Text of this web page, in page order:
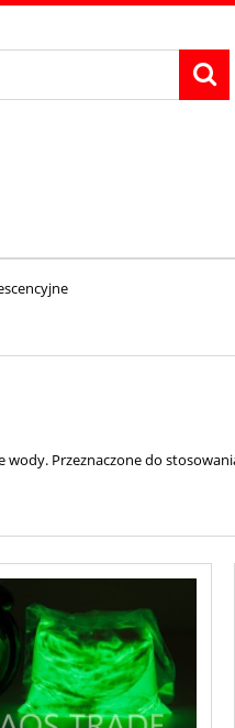
Przeznaczone do